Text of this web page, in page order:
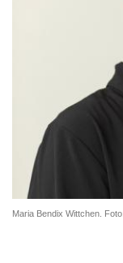
Maria Bendix Wittchen.